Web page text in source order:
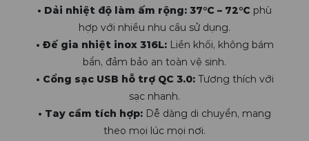
• Dải nhiệt độ làm ấm rộng: 37°C – 72°C phù
hợp với nhiều nhu cầu sử dụng.
• Đế gia nhiệt inox 316L:Liền khối, không bám
bẩn, đảm bảo an toàn vệ sinh.
• Cổng sạc USB hỗ trợ QC 3.0:Tương thích với
sạc nhanh.
• Tay cầm tích hợp: Dễ dàng di chuyển, mang
theo mọi lúc mọi nơi.